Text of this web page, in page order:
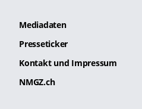
Mediadaten
Presseticker
Kontakt und Impressum
NMGZ.ch